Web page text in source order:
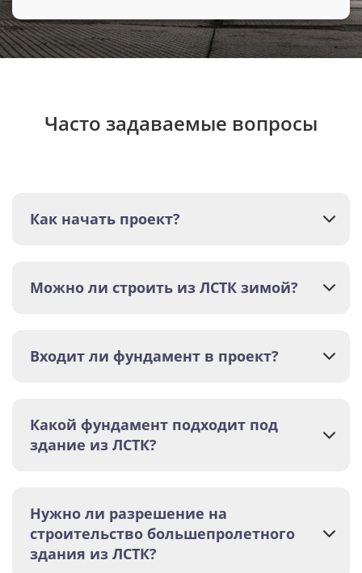
Часто задаваемые вопросы
Как начать проект?
Можно ли строить из ЛСТК зимой?
Входит ли фундамент в проект?
Какой фундамент подходит под
здание из ЛСТК?
Нужно ли разрешение на
строительство большепролетного
здания из ЛСТК?